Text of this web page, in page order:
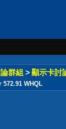
群組 > 顯示卡討
WHQL